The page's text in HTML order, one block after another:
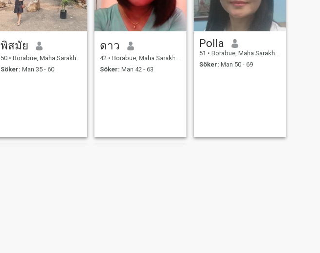
พิสมัย
50 • Borabue, Maha Sarakham, Thailand
Söker: Man 35 - 60
ดาว
42 • Borabue, Maha Sarakham, Thailand
Söker: Man 42 - 63
Polla
51 • Borabue, Maha Sarakham, Thailand
Söker: Man 50 - 69